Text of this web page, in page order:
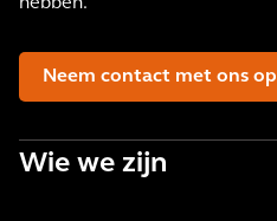
Neem contact met ons op
Wie we zijn